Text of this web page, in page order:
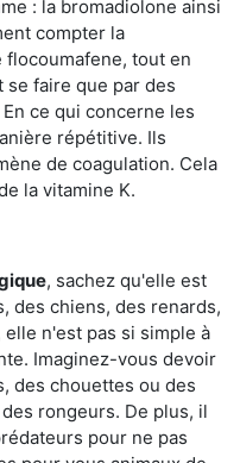
: la bromadiolone ainsi
compter la
tout en
faire que par des
ce qui concerne les
répétitive. Ils
de coagulation. Cela
la vitamine K.
, sachez qu'elle est
des chiens, des renards,
n'est pas si simple à
Imaginez-vous devoir
des chouettes ou des
rongeurs. De plus, il
pour ne pas